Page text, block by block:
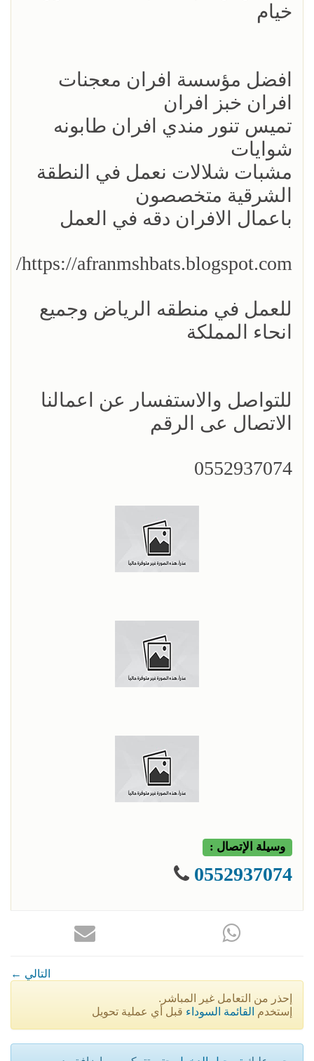
خيام
افضل مؤسسة افران معجنات
افران خبز افران
تميس تنور مندي افران طابونه
شوايات
مشبات شلالات نعمل في النطقة
الشرقية متخصصون
باعمال الافران دقه في العمل
https://afranmshbats.blogspot.com/
للعمل في منطقه الرياض وجميع
انحاء المملكة
للتواصل والاستفسار عن اعمالنا
الاتصال عى الرقم
0552937074
وسيلة الإتصال :
0552937074
← التالي
إحذر من التعامل غير المباشر.
إستخدم القائمة السوداء قبل أي عملية تحويل